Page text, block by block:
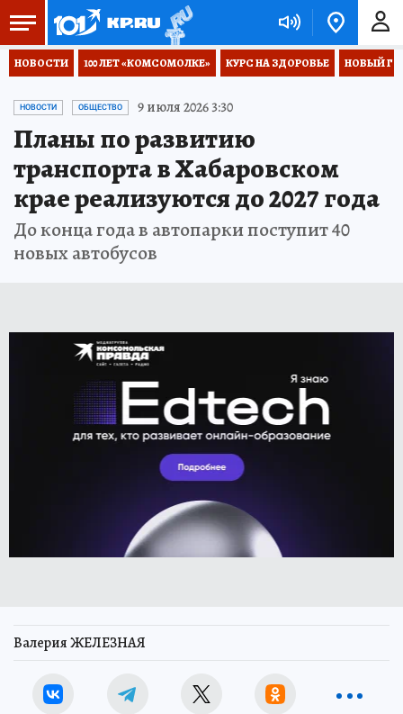
НОВОСТИ 100 ЛЕТ «КОМСОМОЛКЕ» КУРС НА ЗДОРОВЬЕ НОВЫЙ
НОВОСТИ ОБЩЕСТВО 9 июля 2026 3:30
Планы по развитию
транспорта в Хабаровском
крае реализуются до 2027 года
До конца года в автопарки поступит 40
новых автобусов
Валерия ЖЕЛЕЗНАЯ